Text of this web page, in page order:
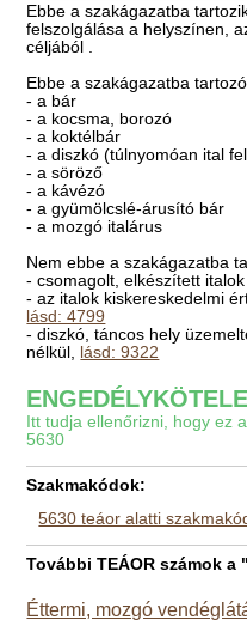
Ebbe a szakágazatba
felszolgálása a helyszínen,
céljából .
Ebbe a szakágazatba
- a bár
- a kocsma, borozó
- a koktélbár
- a diszkó (túlnyomóan ital
- a söröző
- a kávézó
- a gyümölcslé-árusító bár
- a mozgó italárus
Nem ebbe a szakágazatba
- csomagolt, elkészített
- az italok kiskereskedelmi
lásd: 4799
- diszkó, táncos hely
nélkül, lásd: 9322
Itt tudja ellenőrizni, hogy ez
5630
Szakmakódok:
5630 teáor alatti
További TEÁOR számok
Éttermi, mozgó